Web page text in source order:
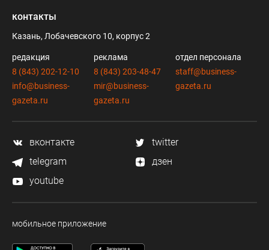
контакты
Казань, Лобачевского 10, корпус 2
редакция
8 (843) 202-12-10
info@business-
gazeta.ru
реклама
8 (843) 203-48-47
mir@business-
gazeta.ru
отдел персонала
staff@business-
gazeta.ru
вконтакте
twitter
telegram
дзен
youtube
мобильное приложение